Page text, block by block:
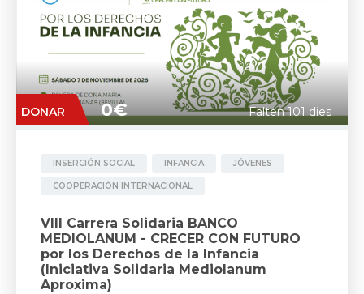
DONAR 0€ Falten 101 dies
INSERCIÓN SOCIAL INFANCIA JÓVENES
COOPERACIÓN INTERNACIONAL
VIII Carrera Solidaria BANCO
MEDIOLANUM - CRECER CON FUTURO
por los Derechos de la Infancia
(Iniciativa Solidaria Mediolanum
Aproxima)